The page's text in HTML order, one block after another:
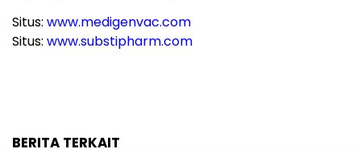
Situs: www.medigenvac.com
Situs: www.substipharm.com
BERITA TERKAIT